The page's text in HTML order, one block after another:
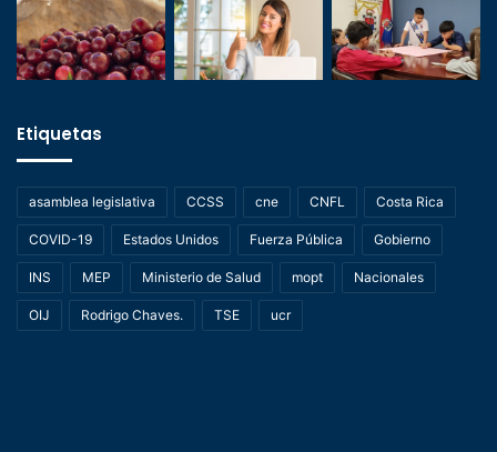
Etiquetas
asamblea legislativa CCSS cne CNFL Costa Rica
COVID-19 Estados Unidos Fuerza Pública Gobierno
INS MEP Ministerio de Salud mopt Nacionales
OIJ Rodrigo Chaves. TSE ucr